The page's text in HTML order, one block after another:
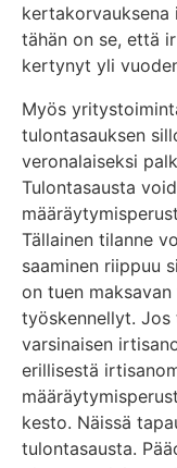
tähän on se, että
kertynyt yli
Myös
tulontasauksen
veronalaiseksi
Tulontasausta
Tällainen tilanne
saaminen riippuu
on tuen
työskennellyt. Jos
varsinaisen
erillisestä
kesto. Näissä
tulontasausta.